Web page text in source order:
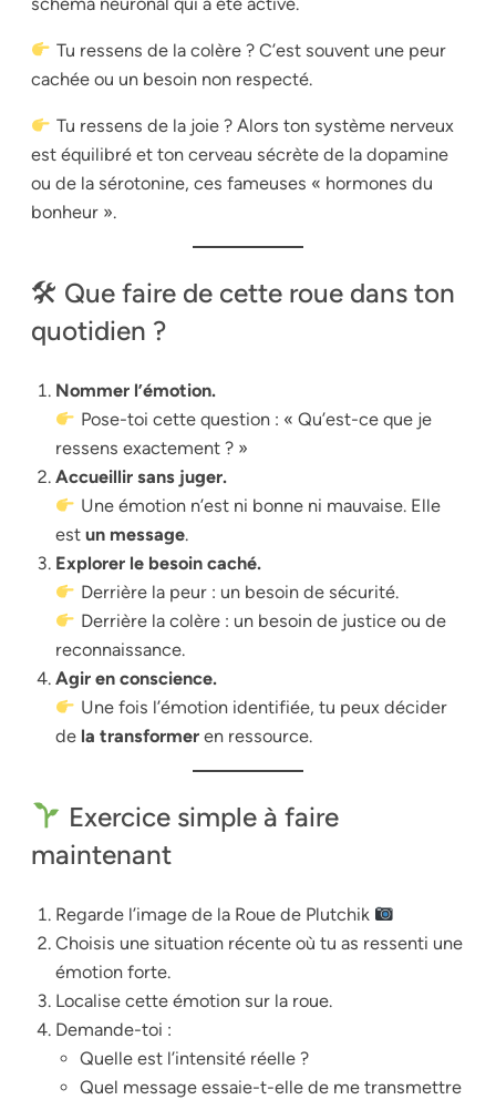
Tu ressens de la colère ? C’est souvent une peur
cachée ou un besoin non respecté.
Tu ressens de la joie ? Alors ton système nerveux
est équilibré et ton cerveau sécrète de la dopamine
ou de la sérotonine, ces fameuses « hormones du
bonheur ».
🛠 Que faire de cette roue dans ton
quotidien ?
Nommer l’émotion.
Pose-toi cette question : « Qu’est-ce que je
ressens exactement ? »
Accueillir sans juger.
Une émotion n’est ni bonne ni mauvaise. Elle
est un message.
Explorer le besoin caché.
Derrière la peur : un besoin de sécurité.
Derrière la colère : un besoin de justice ou de
reconnaissance.
Agir en conscience.
Une fois l’émotion identifiée, tu peux décider
de la transformer en ressource.
Exercice simple à faire
maintenant
Regarde l’image de la Roue de Plutchik
Choisis une situation récente où tu as ressenti une
émotion forte.
Localise cette émotion sur la roue.
Demande-toi :
Quelle est l’intensité réelle ?
Quel message essaie-t-elle de me transmettre